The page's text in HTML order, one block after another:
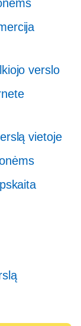
verslo
vietoje